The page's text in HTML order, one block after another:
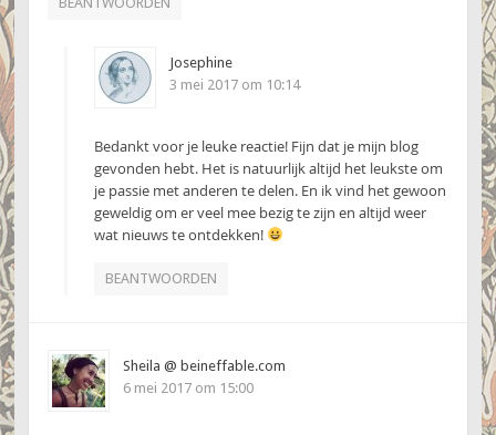
Josephine
3 mei 2017 om 10:14
Bedankt voor je leuke reactie! Fijn dat je mijn blog
gevonden hebt. Het is natuurlijk altijd het leukste om
je passie met anderen te delen. En ik vind het gewoon
geweldig om er veel mee bezig te zijn en altijd weer
wat nieuws te ontdekken!
BEANTWOORDEN
Sheila @ beineffable.com
6 mei 2017 om 15:00